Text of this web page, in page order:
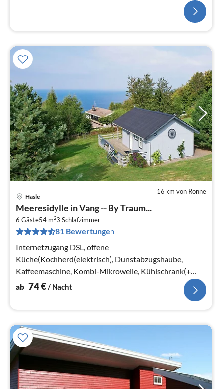
16 km von Rönne
Hasle
Meeresidylle in Vang -- By Traum...
6 Gäste54 m23 Schlafzimmer
81 Bewertungen
Internetzugang DSL, offene
Küche(Kochherd(elektrisch), Dunstabzugshaube,
Kaffeemaschine, Kombi-Mikrowelle, Kühlschrank(+
Gefrierfach)), Wohn-/Schlafzimmer(20 m2)
ab 74€/ Nacht